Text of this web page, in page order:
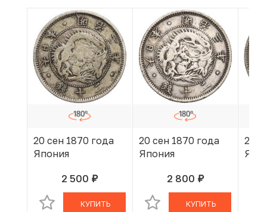
20 сен 1870 года
Япония
2 500 руб.
В КОРЗИНЕ
КУПИТЬ
20 сен 1870 года
Япония
2 800 руб.
В КОРЗИНЕ
КУПИТЬ
20